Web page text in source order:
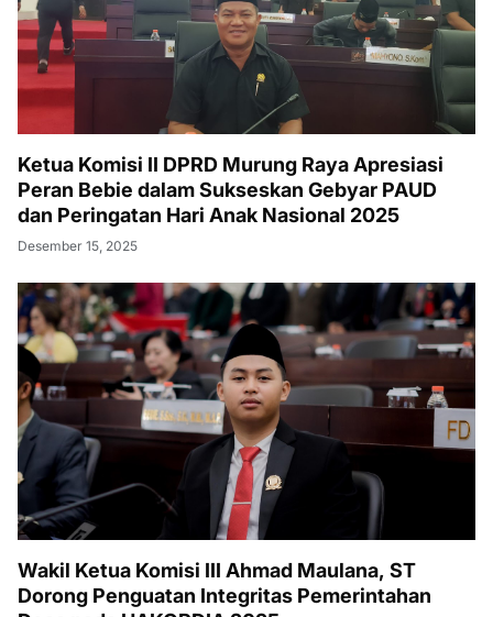
Ketua Komisi II DPRD Murung Raya Apresiasi
Peran Bebie dalam Sukseskan Gebyar PAUD
dan Peringatan Hari Anak Nasional 2025
Desember 15, 2025
Wakil Ketua Komisi III Ahmad Maulana, ST
Dorong Penguatan Integritas Pemerintahan